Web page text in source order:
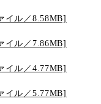
イル／8.58MB]
イル／7.86MB]
イル／4.77MB]
イル／5.77MB]